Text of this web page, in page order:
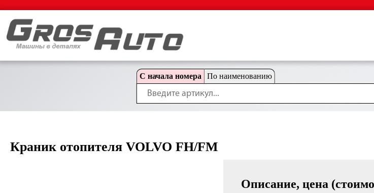
С начала номера По наименованию
Краник отопителя VOLVO FH/FM
Описание, цена